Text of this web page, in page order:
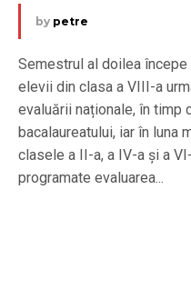
by petre
Semestrul al doilea
elevii din clasa a VIII-a
evaluării naționale, în timp
bacalaureatului, iar în luna
clasele a II-a, a IV-a și a
programate evaluarea...